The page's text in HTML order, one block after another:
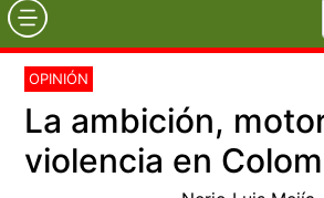
OPINIÓN
La ambición,
violencia en